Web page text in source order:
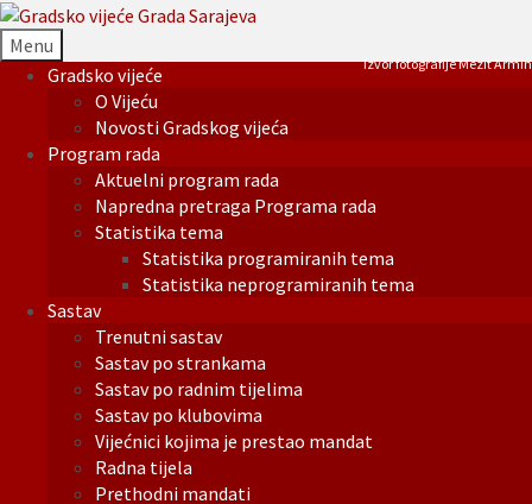
Menu
Gradsko vijeće
O Vijeću
Novosti Gradskog vijeća
Program rada
Aktuelni program rada
Napredna pretraga Programa rada
Statistika tema
Statistika programiranih tema
Statistika neprogramiranih tema
Sastav
Trenutni sastav
Sastav po strankama
Sastav po radnim tijelima
Sastav po klubovima
Vijećnici kojima je prestao mandat
Radna tijela
Prethodni mandati
Izvor fotografije Mezit Armin